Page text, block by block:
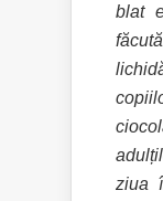
blat
ziua